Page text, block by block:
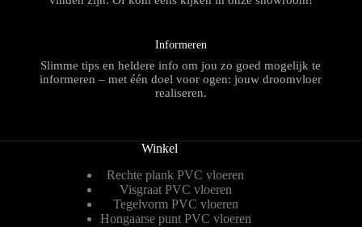
Informeren
Slimme tips en heldere info om jou zo goed mogelijk te
informeren – met één doel voor ogen: jouw droomvloer
realiseren.
Winkel
Rechte plank PVC vloeren
Visgraat PVC vloeren
Tegelvorm PVC vloeren
Hongaarse punt PVC vloeren